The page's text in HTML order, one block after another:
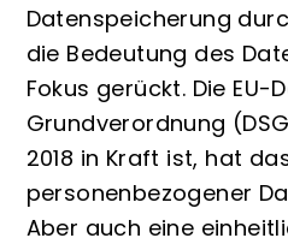
Datenspeicherung
die Bedeutung des
Fokus gerückt. Die EU-
Grundverordnung (
2018 in Kraft ist, hat
personenbezogener
Aber auch eine